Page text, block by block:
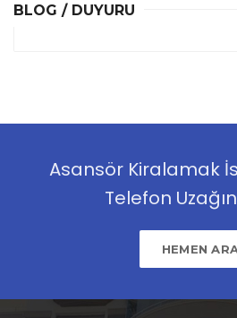
BLOG / DUYURU
Asansör Kiralamak
Telefon
HEMEN